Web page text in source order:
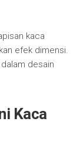
kaca
efek dimensi.
desain
Kaca